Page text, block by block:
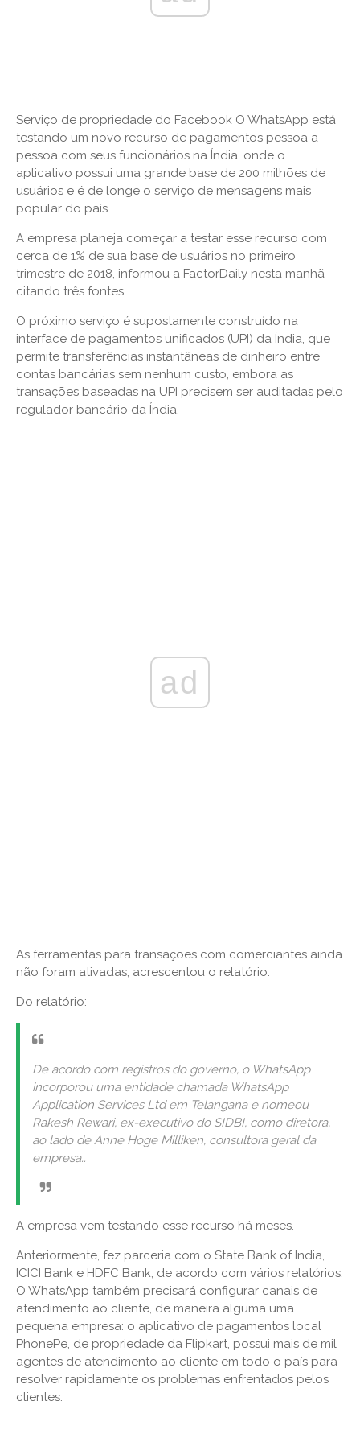
Serviço de propriedade do Facebook O WhatsApp está
testando um novo recurso de pagamentos pessoa a
pessoa com seus funcionários na Índia, onde o
aplicativo possui uma grande base de 200 milhões de
usuários e é de longe o serviço de mensagens mais
popular do país..
A empresa planeja começar a testar esse recurso com
cerca de 1% de sua base de usuários no primeiro
trimestre de 2018, informou a FactorDaily nesta manhã
citando três fontes.
O próximo serviço é supostamente construído na
interface de pagamentos unificados (UPI) da Índia, que
permite transferências instantâneas de dinheiro entre
contas bancárias sem nenhum custo, embora as
transações baseadas na UPI precisem ser auditadas pelo
regulador bancário da Índia.
ad
As ferramentas para transações com comerciantes ainda
não foram ativadas, acrescentou o relatório.
Do relatório:
De acordo com registros do governo, o WhatsApp
incorporou uma entidade chamada WhatsApp
Application Services Ltd em Telangana e nomeou
Rakesh Rewari, ex-executivo do SIDBI, como diretora,
ao lado de Anne Hoge Milliken, consultora geral da
empresa..
A empresa vem testando esse recurso há meses.
Anteriormente, fez parceria com o State Bank of India,
ICICI Bank e HDFC Bank, de acordo com vários relatórios.
O WhatsApp também precisará configurar canais de
atendimento ao cliente, de maneira alguma uma
pequena empresa: o aplicativo de pagamentos local
PhonePe, de propriedade da Flipkart, possui mais de mil
agentes de atendimento ao cliente em todo o país para
resolver rapidamente os problemas enfrentados pelos
clientes.